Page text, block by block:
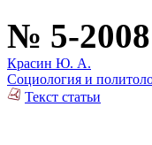
№ 5-2008
Красин Ю. А.
Социология и
Текст статьи